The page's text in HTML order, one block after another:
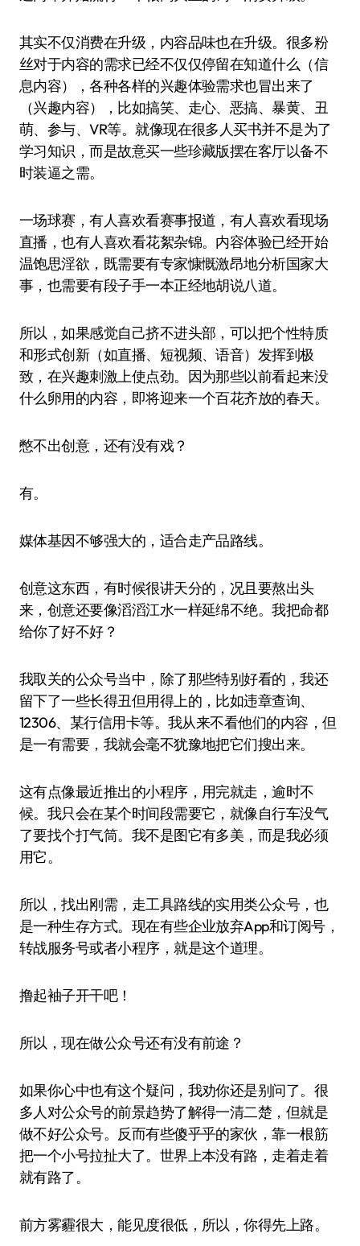
其实不仅消费在升级，内容品味也在升级。很多粉
丝对于内容的需求已经不仅仅停留在知道什么（信
息内容），各种各样的兴趣体验需求也冒出来了
（兴趣内容），比如搞笑、走心、恶搞、暴黄、丑
萌、参与、VR等。就像现在很多人买书并不是为了
学习知识，而是故意买一些珍藏版摆在客厅以备不
时装逼之需。
一场球赛，有人喜欢看赛事报道，有人喜欢看现场
直播，也有人喜欢看花絮杂锦。内容体验已经开始
温饱思淫欲，既需要有专家慷慨激昂地分析国家大
事，也需要有段子手一本正经地胡说八道。
所以，如果感觉自己挤不进头部，可以把个性特质
和形式创新（如直播、短视频、语音）发挥到极
致，在兴趣刺激上使点劲。因为那些以前看起来没
什么卵用的内容，即将迎来一个百花齐放的春天。
憋不出创意，还有没有戏？
有。
媒体基因不够强大的，适合走产品路线。
创意这东西，有时候很讲天分的，况且要熬出头
来，创意还要像滔滔江水一样延绵不绝。我把命都
给你了好不好？
我取关的公众号当中，除了那些特别好看的，我还
留下了一些长得丑但用得上的，比如违章查询、
12306、某行信用卡等。我从来不看他们的内容，但
是一有需要，我就会毫不犹豫地把它们搜出来。
这有点像最近推出的小程序，用完就走，逾时不
候。我只会在某个时间段需要它，就像自行车没气
了要找个打气筒。我不是图它有多美，而是我必须
用它。
所以，找出刚需，走工具路线的实用类公众号，也
是一种生存方式。现在有些企业放弃App和订阅号，
转战服务号或者小程序，就是这个道理。
撸起袖子开干吧！
所以，现在做公众号还有没有前途？
如果你心中也有这个疑问，我劝你还是别问了。很
多人对公众号的前景趋势了解得一清二楚，但就是
做不好公众号。反而有些傻乎乎的家伙，靠一根筋
把一个小号拉扯大了。世界上本没有路，走着走着
就有路了。
前方雾霾很大，能见度很低，所以，你得先上路。